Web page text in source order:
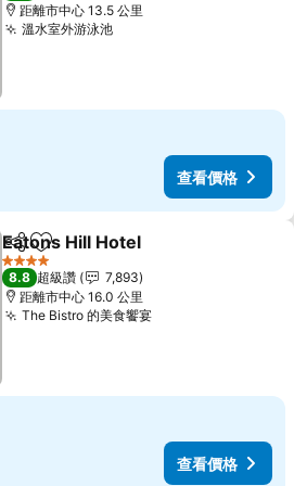
距離市中心 13.5 公里
溫水室外游泳池
查看價格
分享 加入我的最愛
Eatons Hill Hotel
4 星級
8.8 超級讚
7,893
距離市中心 16.0 公里
The Bistro 的美食饗宴
查看價格